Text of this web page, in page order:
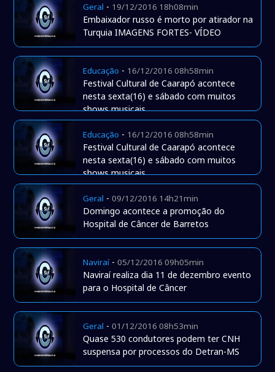
Geral - 19/12/2016 18h08min
Embaixador russo é morto por atirador na
Turquia IMAGENS FORTES- VÍDEO
Educação - 16/12/2016 08h58min
Festival Cultural de Caarapó acontece
nesta sexta(16) e sábado com muitos
shows musicais
Educação - 16/12/2016 08h58min
Festival Cultural de Caarapó acontece
nesta sexta(16) e sábado com muitos
shows musicais
Geral -09/12/2016 14h21min
Domingo acontece a promoção do
Hospital de Câncer de Barretos
Naviraí-05/12/2016 09h05min
Naviraí realiza dia 11 de dezembro evento
para o Hospital de Câncer
Geral -01/12/2016 08h53min
Quase 530 condutores podem ter CNH
suspensa por processos do Detran-MS